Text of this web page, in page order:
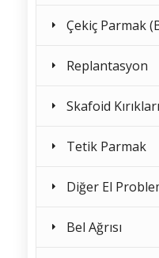
Çekiç Parmak
Replantasyon
Skafoid Kırıkları
Tetik Parmak
Diğer El
Bel Ağrısı